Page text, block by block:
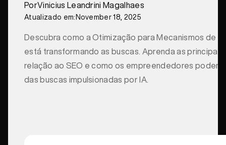
PorVinicius Leandrini Magalhaes
Atualizado em: November 18, 2025
Descubra como a Otimização para Mecanismos de
está transformando as buscas. Aprenda as
relação ao SEO e como os empreendedores podem
das buscas impulsionadas por IA.